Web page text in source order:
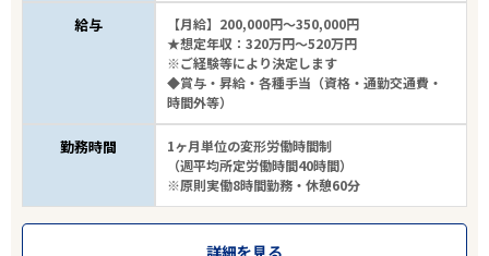
給与
【月給】200,000円～350,000円
★想定年収：320万円～520万円
※ご経験等により決定します
◆賞与・昇給・各種手当（資格・通勤交通費・
時間外等）
勤務時間
1ヶ月単位の変形労働時間制
（週平均所定労働時間40時間）
※原則実働8時間勤務・休憩60分
詳細を見る